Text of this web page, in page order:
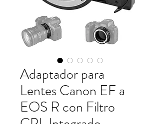
Adaptador para
Lentes Canon EF a
EOS R con Filtro